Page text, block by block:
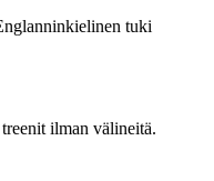
tuki
ilman välineitä.